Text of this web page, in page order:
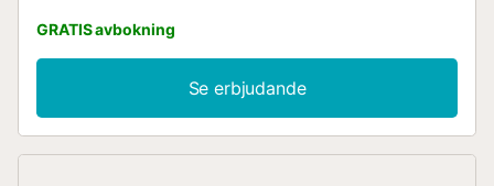
fläkt. Utgång till poolen. 1 rum med 1 fransk säng (160 cm,
längd 200 cm), fläkt. 1 rum med 2 sängar (90 cm, längd
200 cm), fläkt. Öppet kök (ugn, diskmaskin, 4 keramiska
hällar, brödrost, vattenkokare, mikrovågsugn, frys,
elektrisk kaffemaskin). Dusch/WC. Varmvattenberedare
GRATIS avbokning
Se erbjudande